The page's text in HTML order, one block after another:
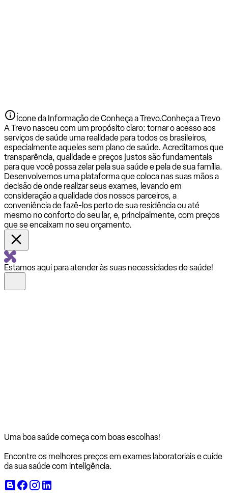
Ícone da Informação de Conheça a Trevo.Conheça a Trevo
A Trevo nasceu com um propósito claro: tornar o acesso aos
serviços de saúde uma realidade para todos os brasileiros,
especialmente aqueles sem plano de saúde. Acreditamos que
transparência, qualidade e preços justos são fundamentais
para que você possa zelar pela sua saúde e pela de sua família.
Desenvolvemos uma plataforma que coloca nas suas mãos a
decisão de onde realizar seus exames, levando em
consideração a qualidade dos nossos parceiros, a
conveniência de fazê-los perto de sua residência ou até
mesmo no conforto do seu lar, e, principalmente, com preços
que se encaixam no seu orçamento.
Estamos aqui para atender às suas necessidades de saúde!
Uma boa saúde começa com boas escolhas!
Encontre os melhores preços em exames laboratoriais e cuide
da sua saúde com inteligência.